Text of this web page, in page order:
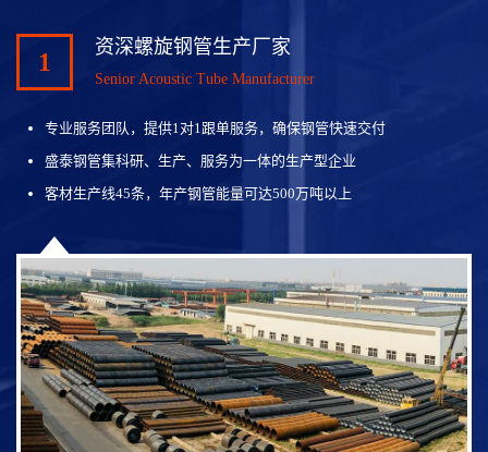
1
资深螺旋钢管生产厂家
Senior Acoustic Tube Manufacturer
专业服务团队，提供1对1跟单服务，确保钢管快速交付
盛泰钢管集科研、生产、服务为一体的生产型企业
客材生产线45条，年产钢管能量可达500万吨以上